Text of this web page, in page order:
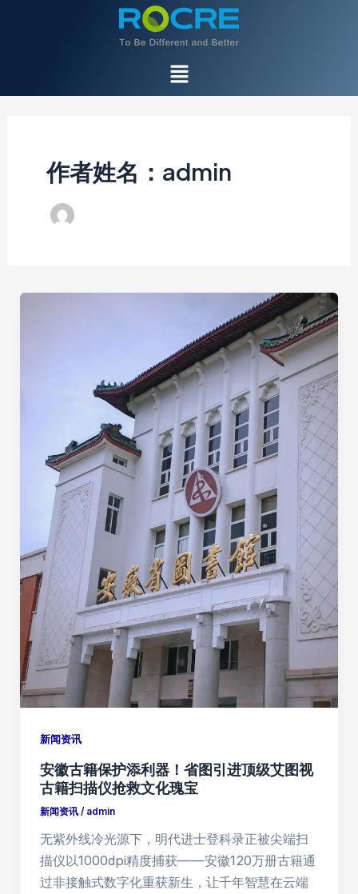
菜
单
作者姓名：admin
新闻资讯
安徽古籍保护添利器！省图引进顶级艾图视
古籍扫描仪抢救文化瑰宝
新闻资讯/ admin
无紫外线冷光源下，明代进士登科录正被尖端扫
描仪以1000dpi精度捕获——安徽120万册古籍通
过非接触式数字化重获新生，让千年智慧在云端